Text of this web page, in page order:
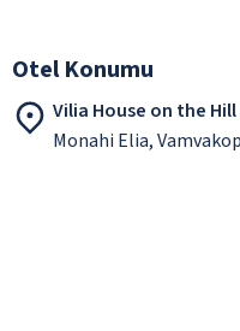
Otel Konumu
Vilia House on the Hill
Monahi Elia,